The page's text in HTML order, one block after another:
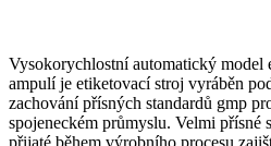
Vysokorychlostní automatický model
ampulí je etiketovací stroj vyráběn
zachování přísných standardů gmp
spojeneckém průmyslu. Velmi
přijaté během výrobního procesu